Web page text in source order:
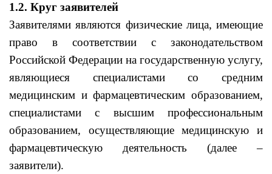
1.2. Круг заявителей
Заявителями являются физические лица, имеющие
право в соответствии с законодательством
Российской Федерации на государственную услугу,
являющиеся специалистами со средним
медицинским и фармацевтическим образованием,
специалистами с высшим профессиональным
образованием, осуществляющие медицинскую и
фармацевтическую деятельность (далее –
заявители).